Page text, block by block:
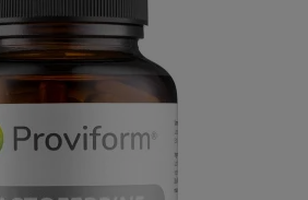
is leeg.
hem met producten.